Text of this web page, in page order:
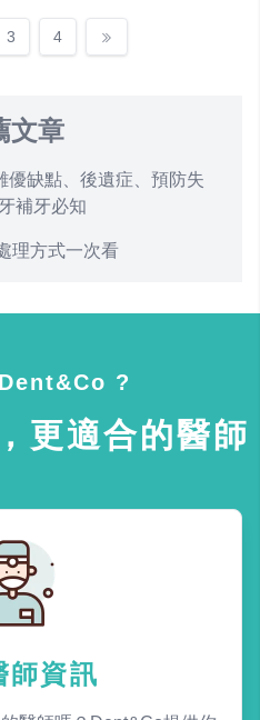
3 4
文章
優缺點、後遺症、預防失
補牙必知
理方式一次看
?
更適合的醫師
師資訊